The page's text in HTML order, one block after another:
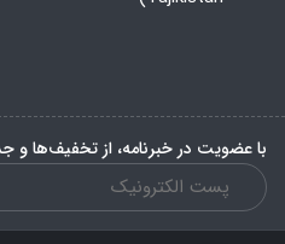
با عضویت در خبرنامه، از تخفیف‌ها و